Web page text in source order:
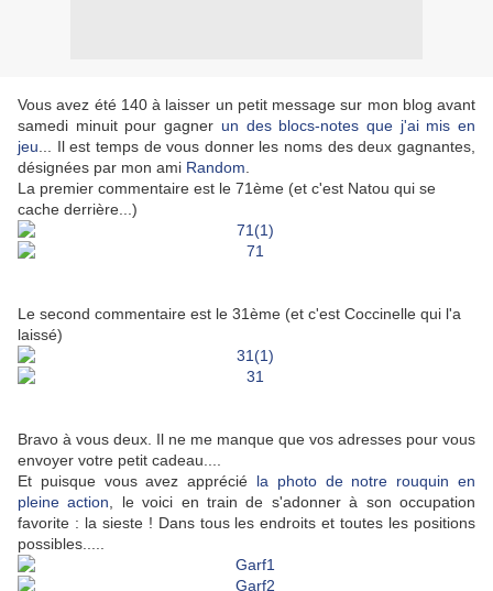
Vous avez été 140 à laisser un petit message sur mon blog avant
samedi minuit pour gagner un des blocs-notes que j'ai mis en
jeu ... Il est temps de vous donner les noms des deux gagnantes,
désignées par mon ami Random
La premier commentaire est le 71ème (et c'est Natou qui se
cache derrière...)
Le second commentaire est le 31ème (et c'est Coccinelle qui l'a
laissé)
Bravo à vous deux. Il ne me manque que vos adresses pour vous
envoyer votre petit cadeau....
Et puisque vous avez apprécié la photo de notre rouquin en
pleine action , le voici en train de s'adonner à son occupation
favorite : la sieste ! Dans tous les endroits et toutes les positions
possibles.....